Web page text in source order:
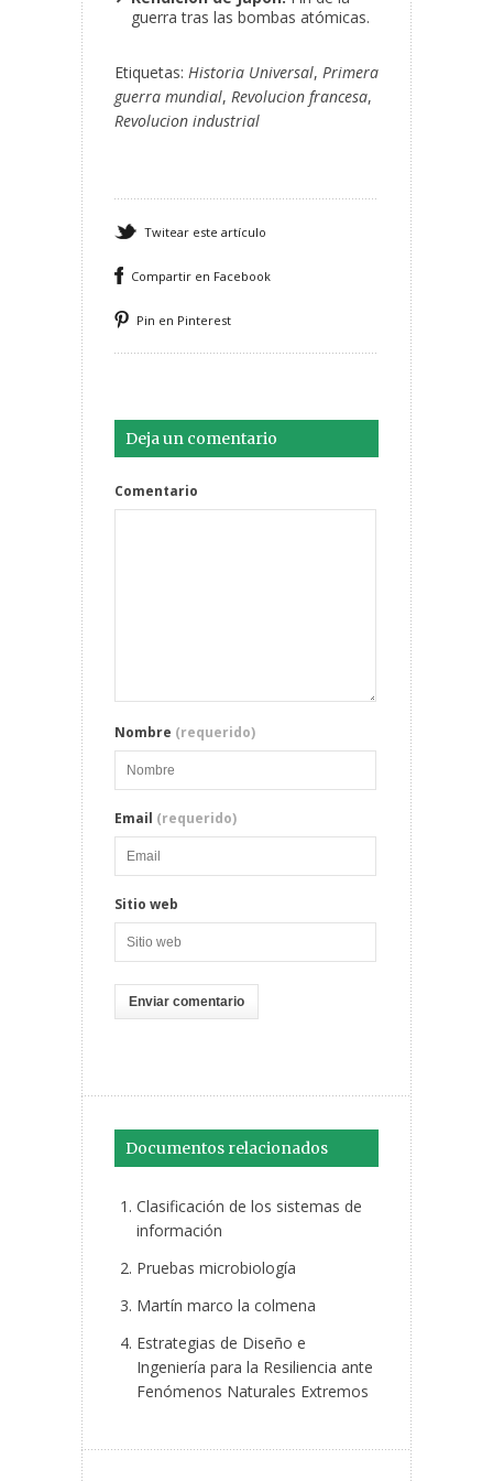
guerra tras las bombas atómicas.
Etiquetas: Historia Universal, Primera
guerra mundial, Revolucion francesa,
Revolucion industrial
Twitear este artículo
Compartir en Facebook
Pin en Pinterest
Deja un comentario
Comentario
Nombre (requerido)
Email (requerido)
Sitio web
Documentos relacionados
Clasificación de los sistemas de
información
Pruebas microbiología
Martín marco la colmena
Estrategias de Diseño e
Ingeniería para la Resiliencia ante
Fenómenos Naturales Extremos